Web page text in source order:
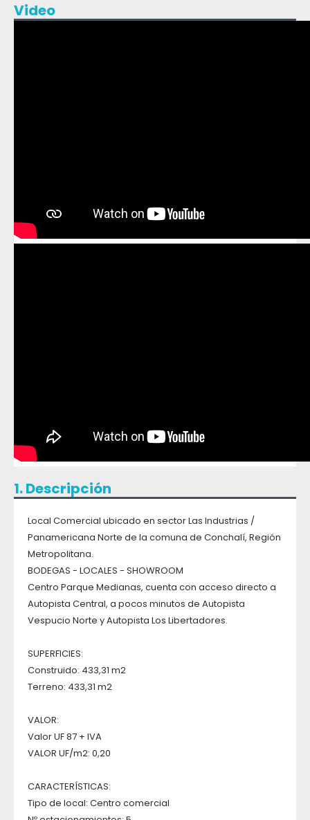
Video
1. Descripción
Local Comercial ubicado en sector Las Industrias /
Panamericana Norte de la comuna de Conchalí, Región
Metropolitana.
BODEGAS - LOCALES - SHOWROOM
Centro Parque Medianas, cuenta con acceso directo a
Autopista Central, a pocos minutos de Autopista
Vespucio Norte y Autopista Los Libertadores.
SUPERFICIES:
Construido: 433,31 m2
Terreno: 433,31 m2
VALOR:
Valor UF 87 + IVA
VALOR UF/m2: 0,20
CARACTERÍSTICAS:
Tipo de local: Centro comercial